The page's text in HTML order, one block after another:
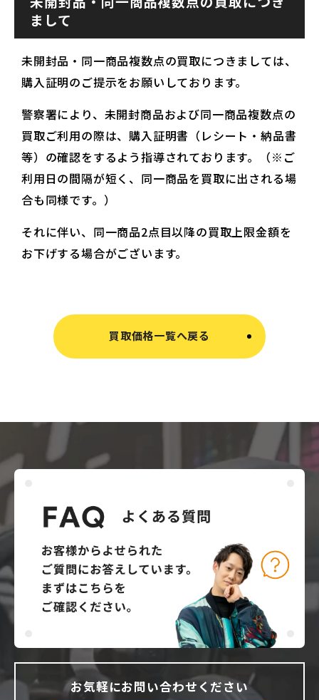
まして
未開封品・同一商品複数点の買取につきましては、
購入証明のご提示をお願いしております。
警察署により、未開封商品および同一商品複数点の
買取ご利用の際は、購入証明書（レシート・納品書
等）の確認をするよう指導されております。（※ご
利用日の間隔が短く、同一商品を買取に出される場
合も同様です。）
それに伴い、同一商品2点目以降の買取上限金額を
お下げする場合がございます。
買取価格一覧へ戻る
お気軽にお問い合わせください